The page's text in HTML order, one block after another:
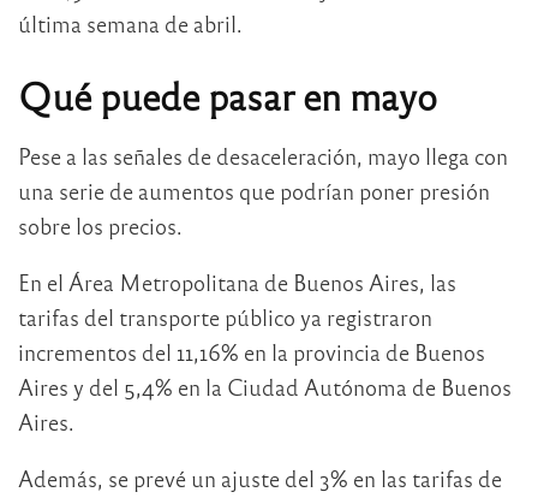
última semana de abril.
Qué puede pasar en mayo
Pese a las señales de desaceleración, mayo llega con
una serie de aumentos que podrían poner presión
sobre los precios.
En el Área Metropolitana de Buenos Aires, las
tarifas del transporte público ya registraron
incrementos del 11,16% en la provincia de Buenos
Aires y del 5,4% en la Ciudad Autónoma de Buenos
Aires.
Además, se prevé un ajuste del 3% en las tarifas de